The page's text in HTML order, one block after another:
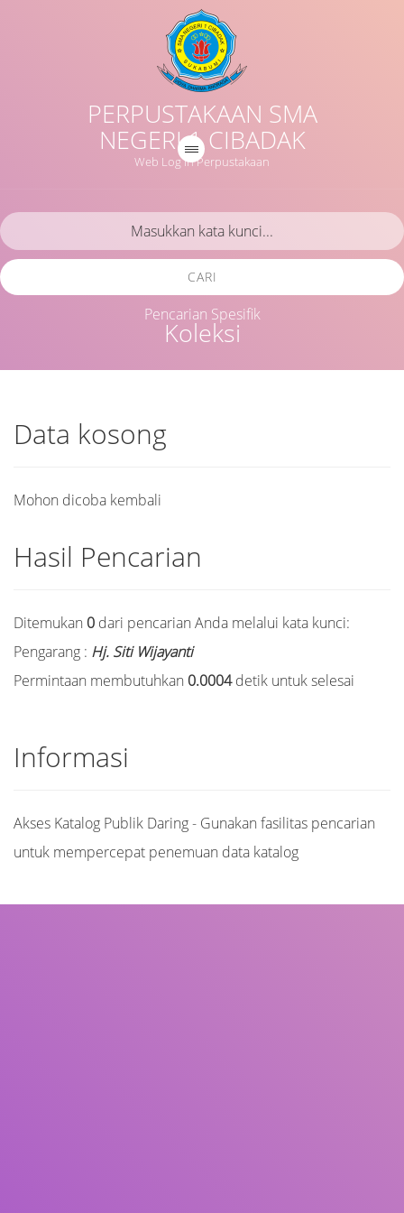
PERPUSTAKAAN SMA
NEGERI 1 CIBADAK
Web Log in Perpustakaan
Koleksi
CARI
Pencarian Spesifik
Data kosong
Mohon dicoba kembali
Hasil Pencarian
Ditemukan 0 dari pencarian Anda melalui kata kunci:
Pengarang : Hj. Siti Wijayanti
Permintaan membutuhkan 0.0004detik untuk selesai
Informasi
Akses Katalog Publik Daring - Gunakan fasilitas pencarian
untuk mempercepat penemuan data katalog